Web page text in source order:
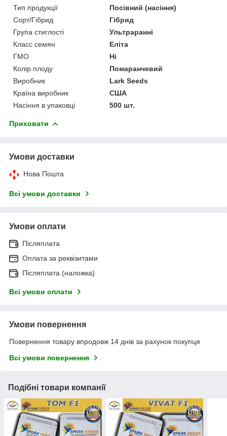
Тип продукції
Посівний (насіння)
Сорт/Гібрид
Гібрид
Група стиглості
Ультраранні
Класс семян
Еліта
ГМО
Ні
Колір плоду
Помаранчевий
Виробник
Lark Seeds
Країна виробник
США
Насіння в упаковці
500 шт.
Приховати
Умови доставки
Нова Пошта
Всі умови доставки
Умови оплати
Післяплата
Оплата за реквізитами
Післяплата (наложка)
Всі умови оплати
Умови повернення
Повернення товару впродовж 14 днів за рахунок покупця
Всі умови повернення
Подібні товари компанії